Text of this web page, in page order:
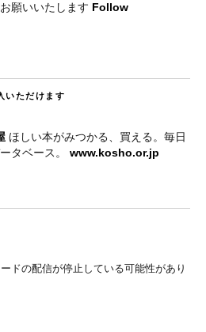
願いいたします Follow
いただけます
ほしい本がみつかる、買える。毎日
タベース。 www.kosho.or.jp
ドの配信が停止している可能性があり